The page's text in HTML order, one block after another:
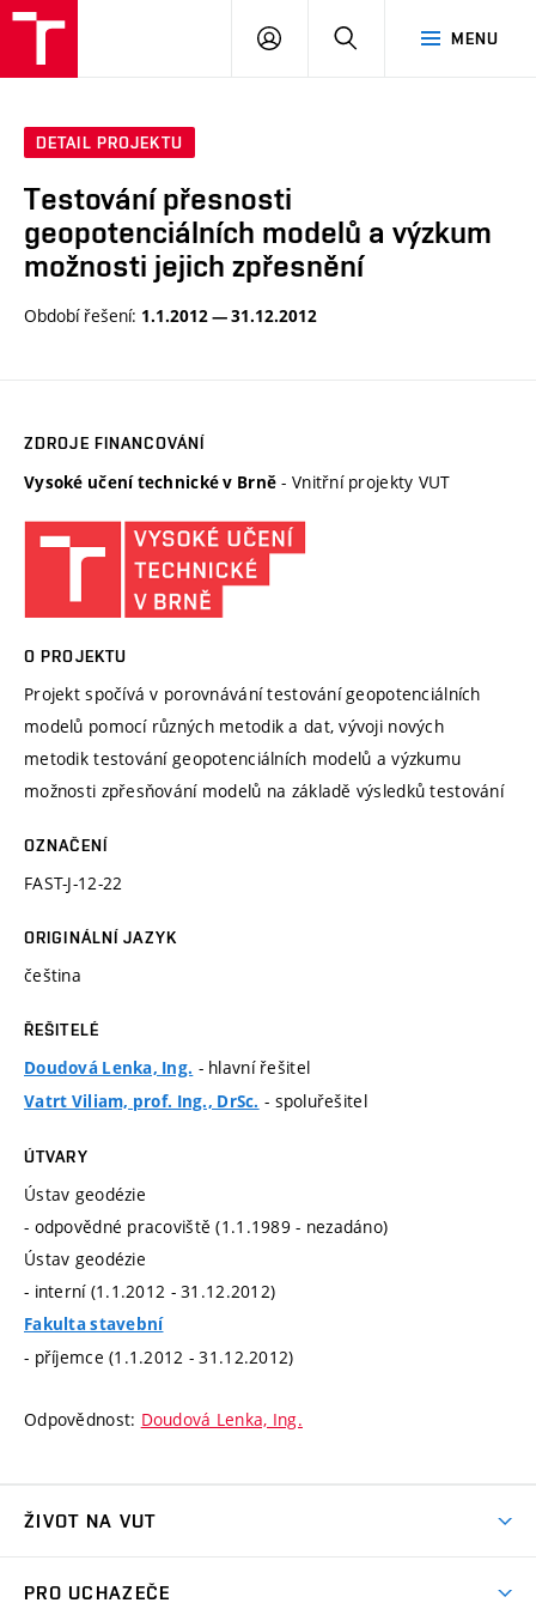
MENU
PŘIHLÁSIT
DETAIL PROJEKTU
Testování přesnosti
geopotenciálních modelů a výzkum
možnosti jejich zpřesnění
Období řešení: 1.1.2012 — 31.12.2012
ZDROJE FINANCOVÁNÍ
Vysoké učení technické v Brně - Vnitřní projekty VUT
O PROJEKTU
Projekt spočívá v porovnávání testování geopotenciálních
modelů pomocí různých metodik a dat, vývoji nových
metodik testování geopotenciálních modelů a výzkumu
možnosti zpřesňování modelů na základě výsledků testování
OZNAČENÍ
FAST-J-12-22
ORIGINÁLNÍ JAZYK
čeština
ŘEŠITELÉ
Doudová Lenka, Ing. - hlavní řešitel
Vatrt Viliam, prof. Ing., DrSc. - spoluřešitel
ÚTVARY
Ústav geodézie
- odpovědné pracoviště (1.1.1989 - nezadáno)
Ústav geodézie
- interní (1.1.2012 - 31.12.2012)
Fakulta stavební
- příjemce (1.1.2012 - 31.12.2012)
Odpovědnost: Doudová Lenka, Ing.
ŽIVOT NA VUT
PRO UCHAZEČE